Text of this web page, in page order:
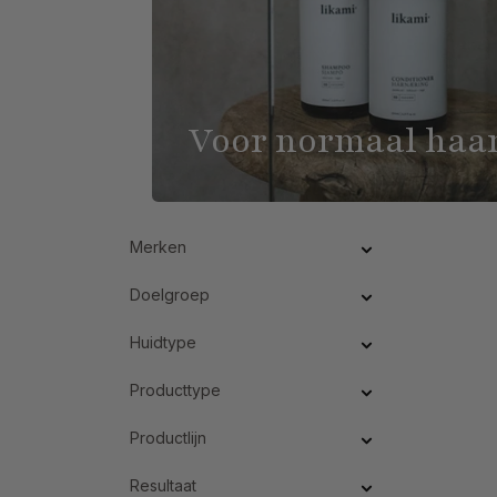
Voor normaal
Merken
Doelgroep
Huidtype
Producttype
Productlijn
Resultaat